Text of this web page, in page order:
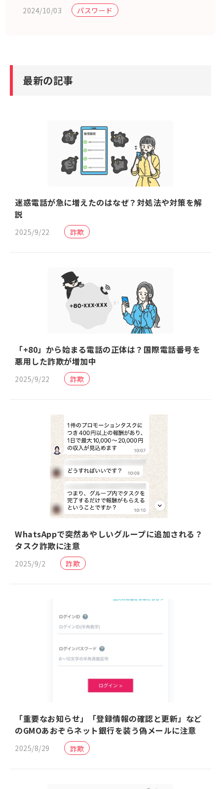
2024/10/03 パスワード
最新の記事
迷惑電話が急に増えたのはなぜ？対処法や対策を解
説
2025/9/22 詐欺
「+80」から始まる電話の正体は？国際電話番号を
悪用した詐欺が増加中
2025/9/22 詐欺
WhatsAppで突然あやしいグループに追加される？
タスク詐欺に注意
2025/9/2 詐欺
「重要なお知らせ」「登録情報の確認と更新」など
のGMOあおぞらネット銀行を装う偽メールに注意
2025/8/29 詐欺